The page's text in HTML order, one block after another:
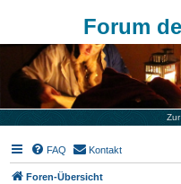
Forum
FAQ Kontakt
Foren-Übersicht